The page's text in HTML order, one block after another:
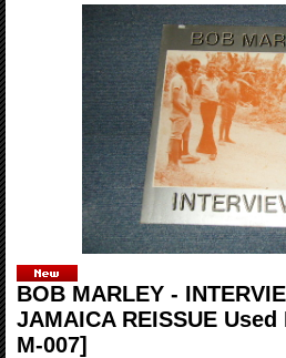
BOB MARLEY -
JAMAICA REISSUE Used
M-007]